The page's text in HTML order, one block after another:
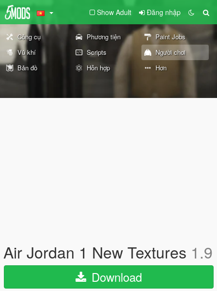
Show Adult Đăng nhập
Công cụ Phương tiện
Paint Jobs
Vũ khí
Scripts
Người chơi
Bản đồ
Hỗn hợp Hơn
Air Jordan 1 New Textures 1.9
Download